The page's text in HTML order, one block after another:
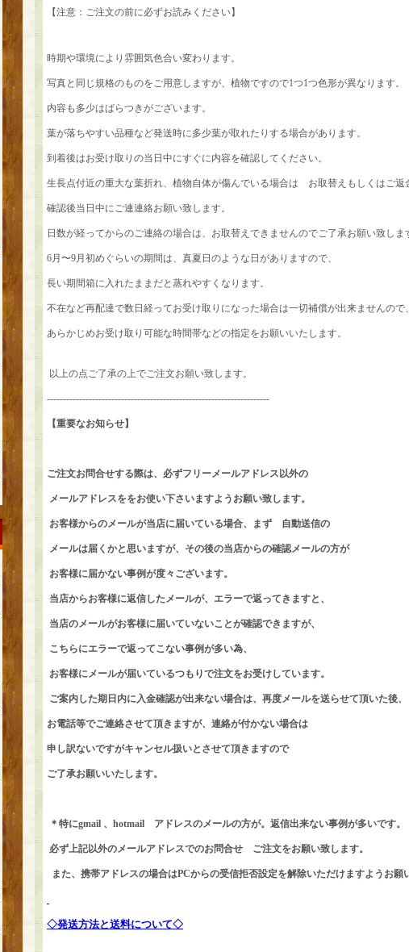
【注意：ご注文の前に必ずお読みください】
時期や環境により雰囲気色合い変わります。
写真と同じ規格のものをご用意しますが、植物ですので1つ1つ色形が異なります。
内容も多少はばらつきがございます。
葉が落ちやすい品種など発送時に多少葉が取れたりする場合があります。
到着後はお受け取りの当日中にすぐに内容を確認してください。
生長点付近の重大な葉折れ、植物自体が傷んでいる場合は お取替えもしくはご返
確認後当日中にご連連絡お願い致します。
日数が経ってからのご連絡の場合は、お取替えできませんのでご了承お願い致しま
6月〜9月初めぐらいの期間は、真夏日のような日がありますので、
長い期間箱に入れたままだと蒸れやすくなります。
不在など再配達で数日経ってお受け取りになった場合は一切補償が出来ませんので
あらかじめお受け取り可能な時間帯などの指定をお願いいたします。
以上の点ご了承の上でご注文お願い致します。
---------------------------------------------------------------------
【重要なお知らせ】
ご注文お問合せする際は、必ずフリーメールアドレス以外の
メールアドレスををお使い下さいますようお願い致します。
お客様からのメールが当店に届いている場合、まず 自動送信の
メールは届くかと思いますが、その後の当店からの確認メールの方が
お客様に届かない事例が度々ございます。
当店からお客様に返信したメールが、エラーで返ってきますと、
当店のメールがお客様に届いていないことが確認できますが、
こちらにエラーで返ってこない事例が多い為、
お客様にメールが届いているつもりで注文をお受けしています。
ご案内した期日内に入金確認が出来ない場合は、 再度メールを送らせて頂いた後、
お電話等でご連絡させて頂きますが、連絡が付かない場合は
申し訳ないですがキャンセル扱いとさせて頂きますので
ご了承お願いいたします。
＊特にgmail 、hotmail アドレスのメールの方が。 返信出来ない事例が多いです。
必ず上記以外のメールアドレスでのお問合せ ご注文をお願い致します。
また、携帯アドレスの場合はPCからの受信拒否設定を解除いただけますようお願
◇発送方法と送料について◇